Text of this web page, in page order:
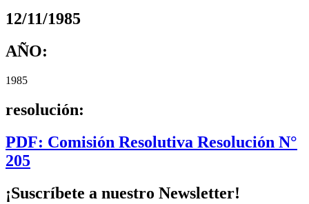
12/11/1985
AÑO:
1985
resolución:
PDF: Comisión Resolutiva Resolución N°
205
¡Suscríbete a nuestro Newsletter!